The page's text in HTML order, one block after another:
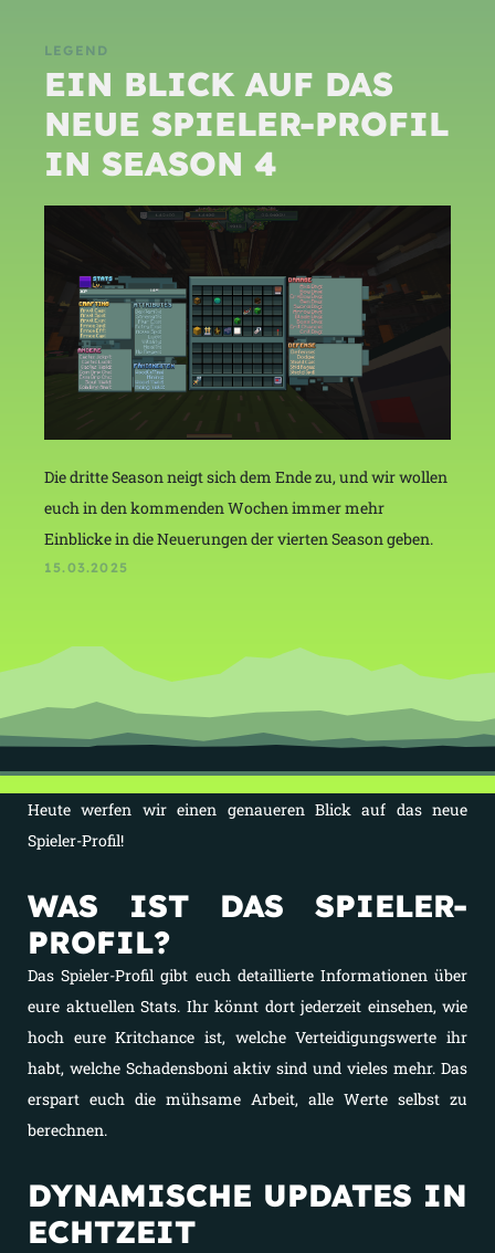
LEGEND
EIN BLICK AUF DAS
NEUE SPIELER-PROFIL
IN SEASON 4
Die dritte Season neigt sich dem Ende zu, und wir wollen
euch in den kommenden Wochen immer mehr
Einblicke in die Neuerungen der vierten Season geben.
15.03.2025
Heute werfen wir einen genaueren Blick auf das neue
Spieler-Profil!
WAS IST DAS SPIELER-
PROFIL?
Das Spieler-Profil gibt euch detaillierte Informationen über
eure aktuellen Stats. Ihr könnt dort jederzeit einsehen, wie
hoch eure Kritchance ist, welche Verteidigungswerte ihr
habt, welche Schadensboni aktiv sind und vieles mehr. Das
erspart euch die mühsame Arbeit, alle Werte selbst zu
berechnen.
DYNAMISCHE UPDATES IN
ECHTZEIT